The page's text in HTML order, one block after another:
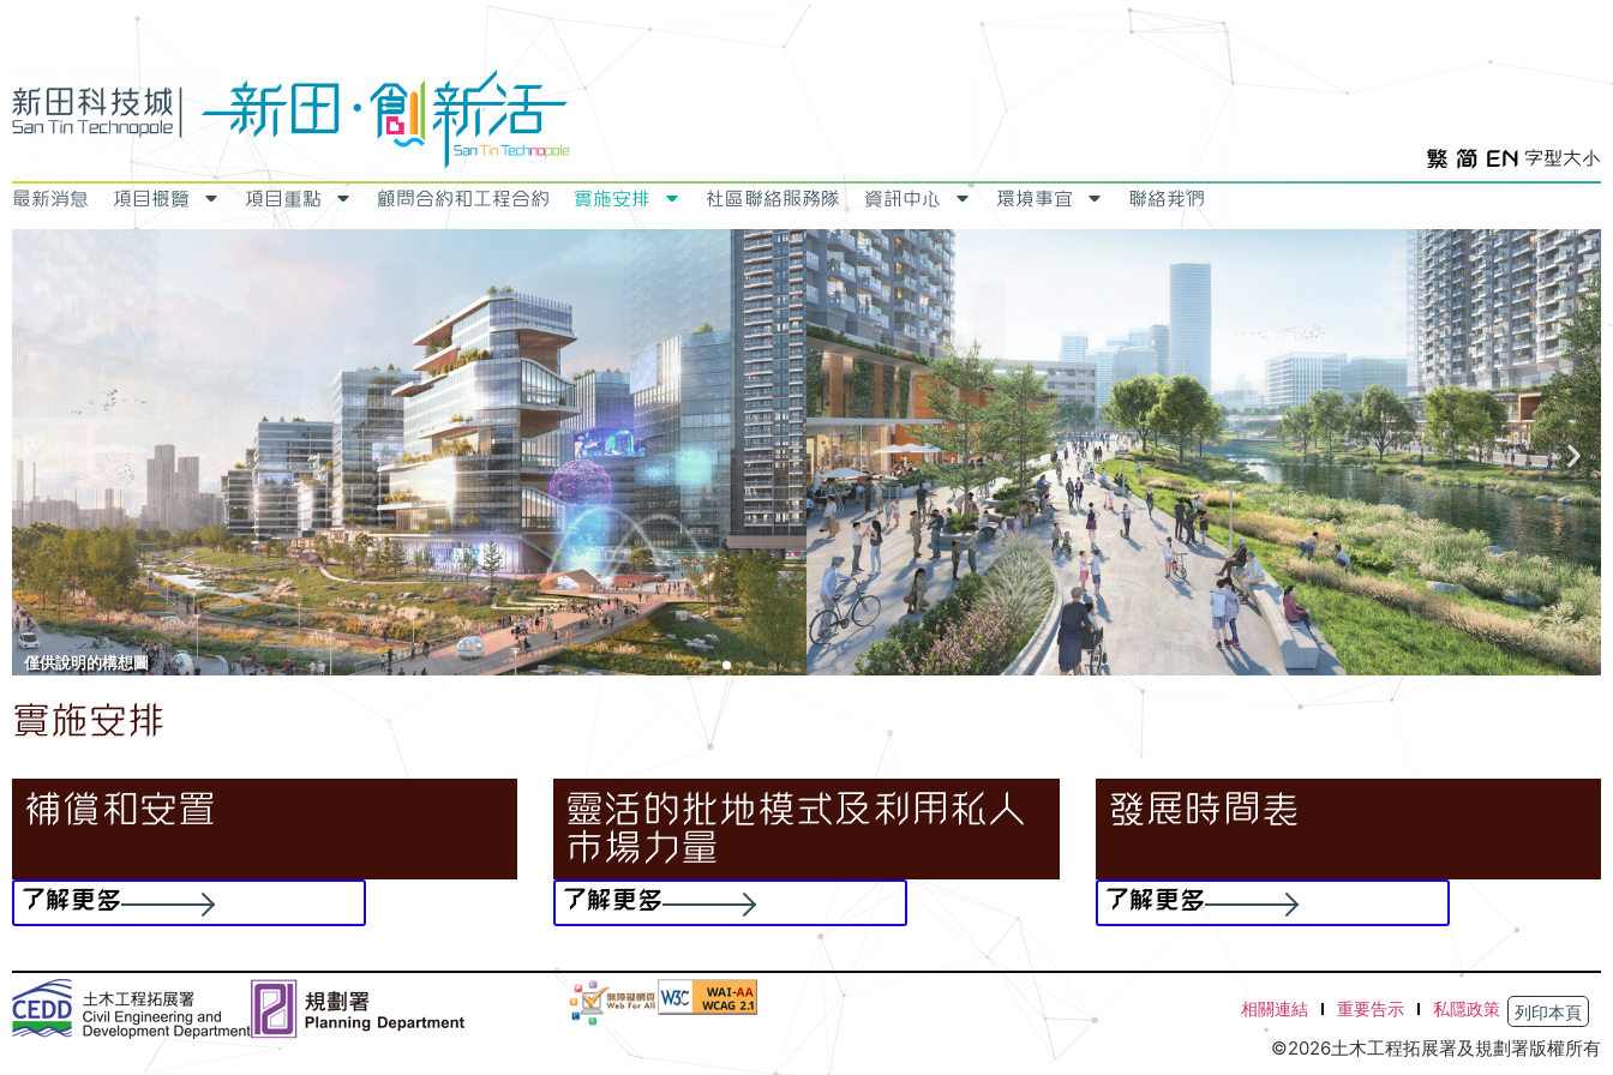
繁 简 EN 字型大小
最新消息
項目概覽 項目重點 顧問合約和工程合約 實施安排 社區聯絡服務隊 資訊中心 環境事宜 聯絡我們
僅供說明的構想圖
實施安排
補償和安置
了解更多
靈活的批地模式及利用私人
市場力量
了解更多
發展時間表
了解更多
相關連結 重要告示 私隱政策 列印本頁
©2026土木工程拓展署及規劃署版權所有